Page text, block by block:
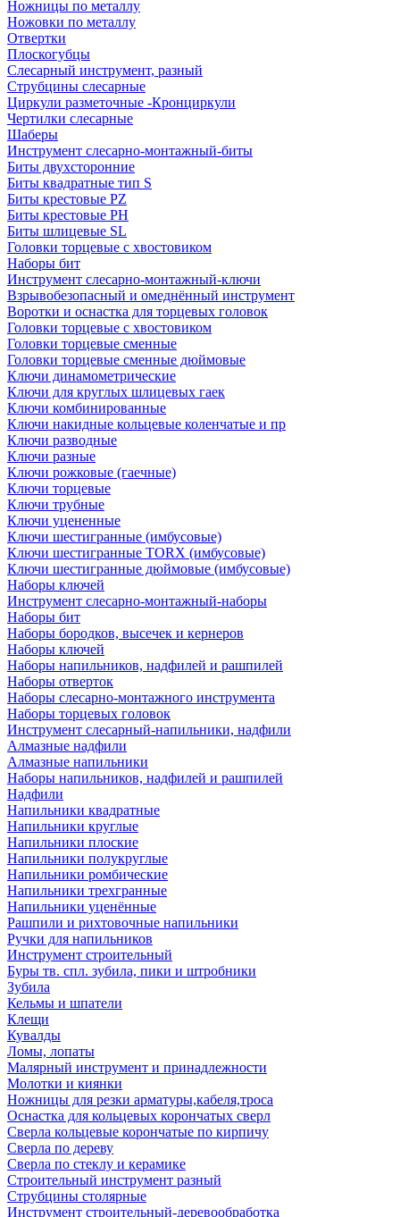
Ножницы по металлу
Ножовки по металлу
Отвертки
Плоскогубцы
Слесарный инструмент, разный
Струбцины слесарные
Циркули разметочные -Кронциркули
Чертилки слесарные
Шаберы
Инструмент слесарно-монтажный-биты
Биты двухсторонние
Биты квадратные тип S
Биты крестовые РZ
Биты крестовые РН
Биты шлицевые SL
Головки торцевые с хвостовиком
Наборы бит
Инструмент слесарно-монтажный-ключи
Взрывобезопасный и омеднённый инструмент
Воротки и оснаcтка для торцевых головок
Головки торцевые с хвостовиком
Головки торцевые сменные
Головки торцевые сменные дюймовые
Ключи динамометрические
Ключи для круглых шлицевых гаек
Ключи комбинированные
Ключи накидные кольцевые коленчатые и пр
Ключи разводные
Ключи разные
Ключи рожковые (гаечные)
Ключи торцевые
Ключи трубные
Ключи уцененные
Ключи шестигранные (имбусовые)
Ключи шестигранные TORX (имбусовые)
Ключи шестигранные дюймовые (имбусовые)
Наборы ключей
Инструмент слесарно-монтажный-наборы
Наборы бит
Наборы бородков, высечек и кернеров
Наборы ключей
Наборы напильников, надфилей и рашпилей
Наборы отверток
Наборы слесарно-монтажного инструмента
Наборы торцевых головок
Инструмент слесарный-напильники, надфили
Алмазные надфили
Алмазные напильники
Наборы напильников, надфилей и рашпилей
Надфили
Напильники квадратные
Напильники круглые
Напильники плоские
Напильники полукруглые
Напильники ромбические
Напильники трехгранные
Напильники уценённые
Рашпили и рихтовочные напильники
Ручки для напильников
Инструмент строительный
Буры тв. спл. зубила, пики и штробники
Зубила
Кельмы и шпатели
Клещи
Кувалды
Ломы, лопаты
Малярный инструмент и принадлежности
Молотки и киянки
Ножницы для резки арматуры,кабеля,троса
Оснастка для кольцевых корончатых сверл
Сверла кольцевые корончатые по кирпичу
Сверла по дереву
Сверла по стеклу и керамике
Строительный инструмент разный
Струбцины столярные
Инструмент строительный-деревообработка